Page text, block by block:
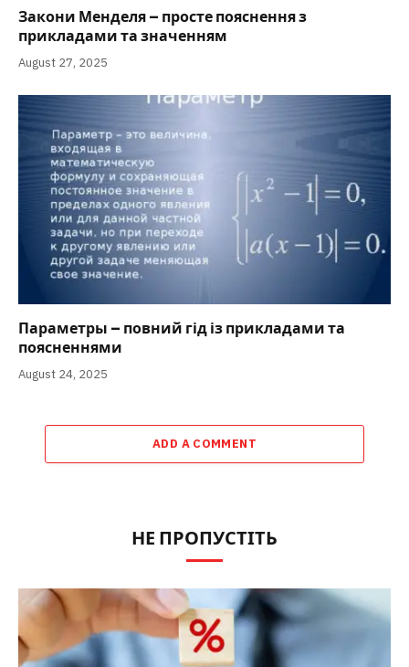
Закони Менделя – просте пояснення з
прикладами та значенням
August 27, 2025
Параметры – повний гід із прикладами та
поясненнями
August 24, 2025
ADD A COMMENT
НЕ ПРОПУСТІТЬ